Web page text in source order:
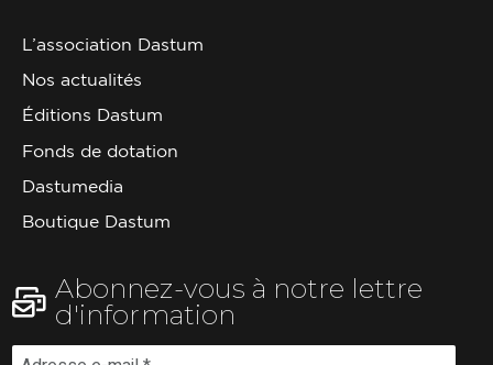
L’association Dastum
Nos actualités
Éditions Dastum
Fonds de dotation
Dastumedia
Boutique Dastum
Abonnez-vous à notre lettre
d'information